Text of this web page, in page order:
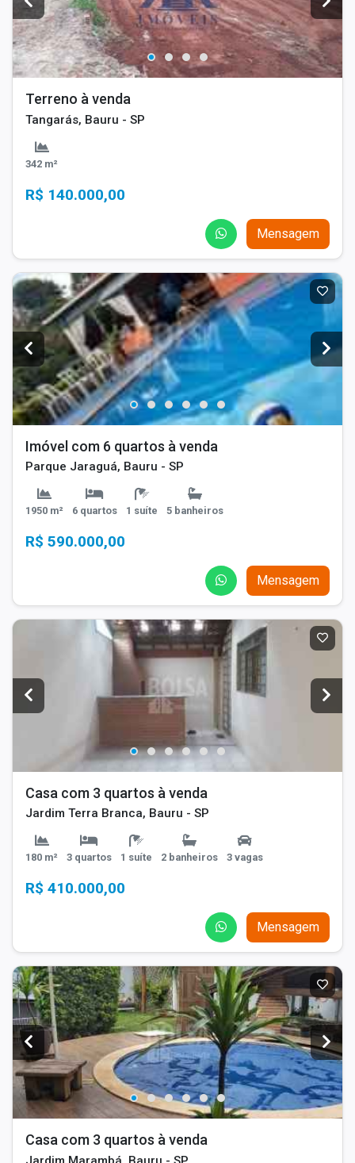
Terreno à venda
Tangarás, Bauru - SP
342 m²
R$ 140.000,00
Mensagem
Imóvel com 6 quartos à venda
Parque Jaraguá, Bauru - SP
1950 m² 6 quartos 1 suíte 5 banheiros
R$ 590.000,00
Mensagem
Casa com 3 quartos à venda
Jardim Terra Branca, Bauru - SP
180 m² 3 quartos 1 suíte 2 banheiros 3 vagas
R$ 410.000,00
Mensagem
Casa com 3 quartos à venda